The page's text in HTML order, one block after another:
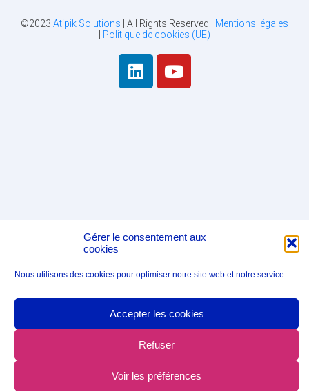
Gérer le consentement aux
cookies
Nous utilisons des cookies pour optimiser notre site web et notre service.
Accepter les cookies
Refuser
Voir les préférences
©2023 Atipik Solutions | All Rights Reserved | Mentions légales
Politique de cookies (UE)